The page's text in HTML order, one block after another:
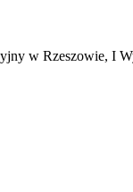
w Rzeszowie, I